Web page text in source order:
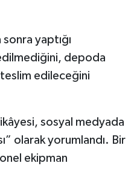
yaptığı
depoda
edileceğini
sosyal medyada
olarak yorumlandı. Bir
ekipman